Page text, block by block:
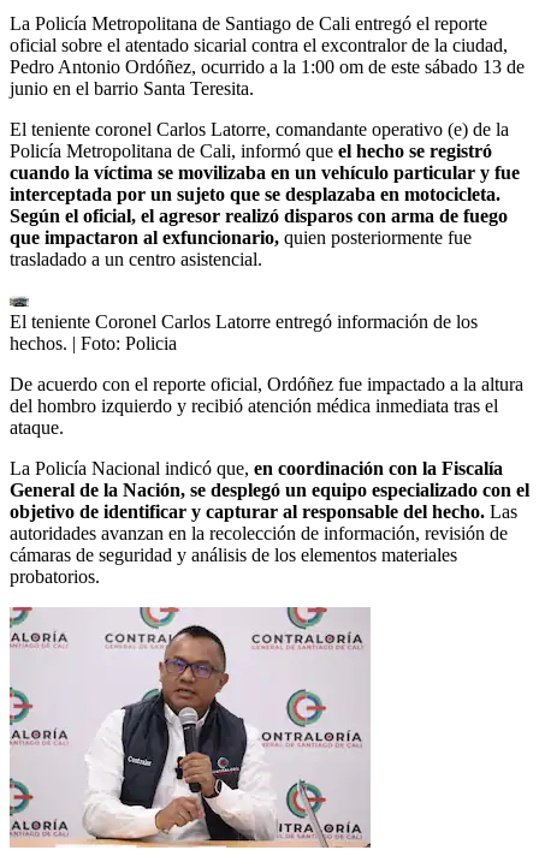
La Policía Metropolitana de Santiago de Cali entregó el reporte
oficial sobre el atentado sicarial contra el excontralor de la ciudad,
Pedro Antonio Ordóñez, ocurrido a la 1:00 om de este sábado 13 de
junio en el barrio Santa Teresita.
El teniente coronel Carlos Latorre, comandante operativo (e) de la
Policía Metropolitana de Cali, informó que el hecho se registró
cuando la víctima se movilizaba en un vehículo particular y fue
interceptada por un sujeto que se desplazaba en motocicleta.
Según el oficial, el agresor realizó disparos con arma de fuego
que impactaron al exfuncionario, quien posteriormente fue
trasladado a un centro asistencial.
El teniente Coronel Carlos Latorre entregó información de los
hechos. | Foto: Policia
De acuerdo con el reporte oficial, Ordóñez fue impactado a la altura
del hombro izquierdo y recibió atención médica inmediata tras el
ataque.
La Policía Nacional indicó que, en coordinación con la Fiscalía
General de la Nación, se desplegó un equipo especializado con el
objetivo de identificar y capturar al responsable del hecho. Las
autoridades avanzan en la recolección de información, revisión de
cámaras de seguridad y análisis de los elementos materiales
probatorios.